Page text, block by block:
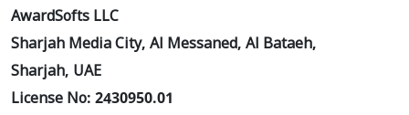
AwardSofts LLC
Sharjah Media City, Al Messaned, Al Bataeh,
Sharjah, UAE
License No: 2430950.01